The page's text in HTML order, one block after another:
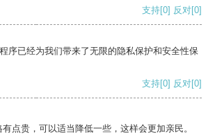
支持[0] 反对[0]
序已经为我们带来了无限的隐私保护和安全性保
支持[0] 反对[0]
点贵，可以适当降低一些，这样会更加亲民。